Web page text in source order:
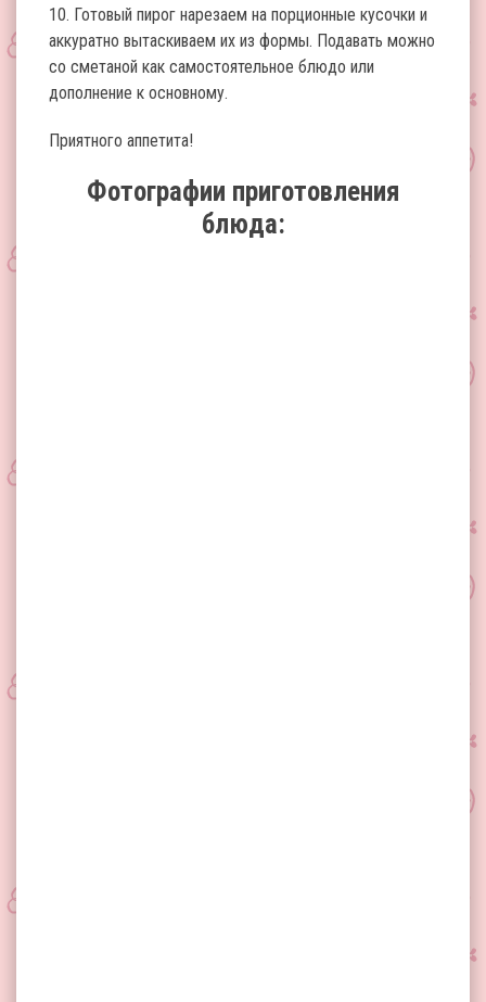
10. Готовый пирог нарезаем на порционные кусочки и
аккуратно вытаскиваем их из формы. Подавать можно
со сметаной как самостоятельное блюдо или
дополнение к основному.
Приятного аппетита!
Фотографии приготовления
блюда: